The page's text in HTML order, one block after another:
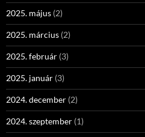
2025. május (2)
2025. március (2)
2025. február (3)
2025. január (3)
2024. december (2)
2024. szeptember (1)